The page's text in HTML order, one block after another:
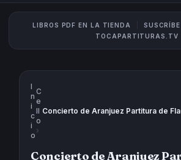
LIBROS PDF EN LA TIENDA
TOCAPARTITURAS.TV
I
n
i
c
i
o
›
C
e
ll
o
›
Concierto de Aranjuez